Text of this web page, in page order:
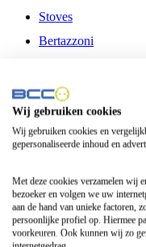
Stoves
Bertazzoni
Fitelli
Airfryer
Frituurpan
Contactgrill
Broodbakmachine
Broodrooster
Wij gebruiken cookies
Wij gebruiken cookies en
gepersonaliseerde inhoud en
Met deze cookies verzamelen wij
bezoeker en volgen we uw
aan de hand van unieke factoren,
persoonlijke profiel op. Hiermee
voorkeuren. Ook kunnen wij zo